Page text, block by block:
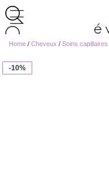
de
Home / Cheveux / Soins capillaires
-10%